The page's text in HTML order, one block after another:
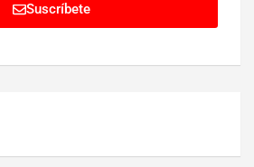
Suscríbete